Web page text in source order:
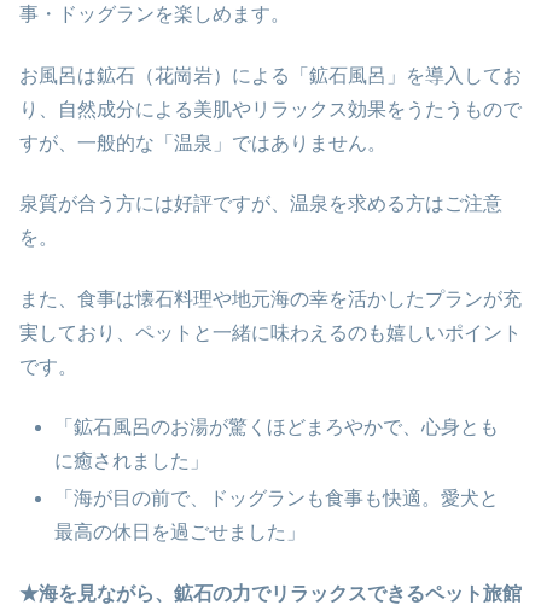
事・ドッグランを楽しめます。
お風呂は鉱石（花崗岩）による「鉱石風呂」を導入してお
り、自然成分による美肌やリラックス効果をうたうもので
すが、一般的な「温泉」ではありません。
泉質が合う方には好評ですが、温泉を求める方はご注意
を。
また、食事は懐石料理や地元海の幸を活かしたプランが充
実しており、ペットと一緒に味わえるのも嬉しいポイント
です。
「鉱石風呂のお湯が驚くほどまろやかで、心身とも
に癒されました」
「海が目の前で、ドッグランも食事も快適。愛犬と
最高の休日を過ごせました」
★海を見ながら、鉱石の力でリラックスできるペット旅館